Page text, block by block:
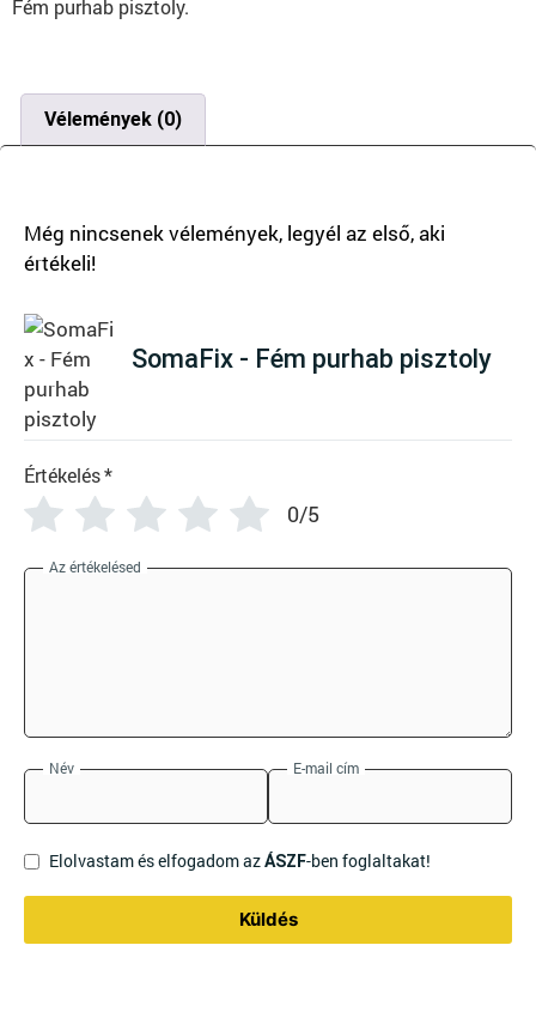
Fém purhab pisztoly.
Vélemények (0)
SomaFix - Fém purhab pisztoly
Értékelés*
0/5
Az értékelésed
Név E-mail cím
Elolvastam és elfogadom azÁSZF-ben foglaltakat!
Küldés